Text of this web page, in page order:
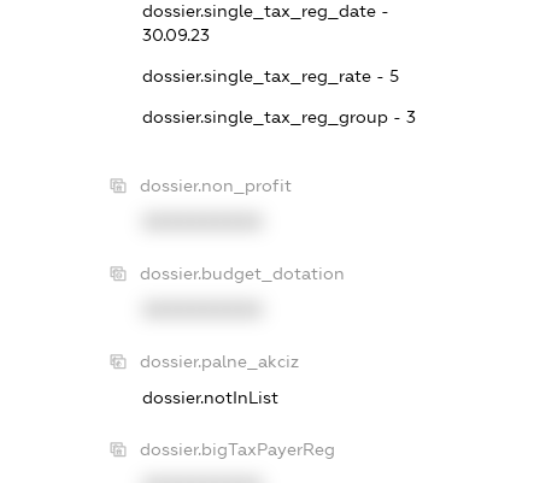
dossier.single_tax_reg_date -
30.09.23
dossier.single_tax_reg_rate - 5
dossier.single_tax_reg_group - 3
dossier.non_profit
dossier.budget_dotation
dossier.palne_akciz
dossier.notInList
dossier.bigTaxPayerReg